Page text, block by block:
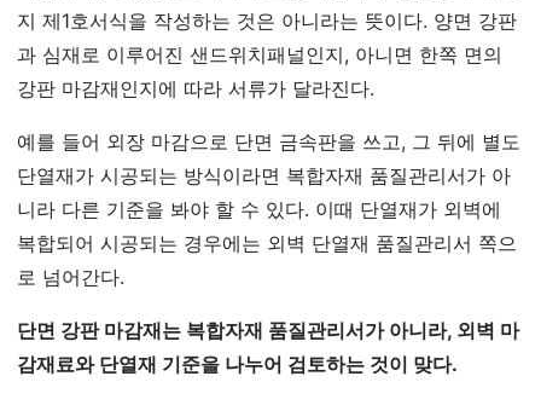
지 제1호서식을 작성하는 것은 아니라는 뜻이다. 양면 강판
과 심재로 이루어진 샌드위치패널인지, 아니면 한쪽 면의
강판 마감재인지에 따라 서류가 달라진다.
예를 들어 외장 마감으로 단면 금속판을 쓰고, 그 뒤에 별도
단열재가 시공되는 방식이라면 복합자재 품질관리서가 아
니라 다른 기준을 봐야 할 수 있다. 이때 단열재가 외벽에
복합되어 시공되는 경우에는 외벽 단열재 품질관리서 쪽으
로 넘어간다.
단면 강판 마감재는 복합자재 품질관리서가 아니라, 외벽 마
감재료와 단열재 기준을 나누어 검토하는 것이 맞다.